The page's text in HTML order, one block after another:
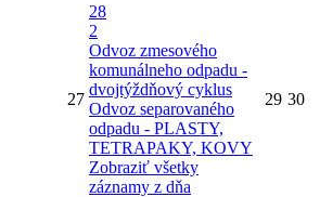
27
28
2
Odvoz zmesového
komunálneho odpadu -
dvojtýždňový cyklus
Odvoz separovaného
odpadu - PLASTY,
TETRAPAKY, KOVY
Zobraziť všetky
záznamy z dňa
29 30